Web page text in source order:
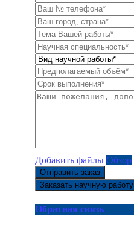
Добавить файлы Обзор
Отправить заказ
Заказать научную работу
Обратная связь